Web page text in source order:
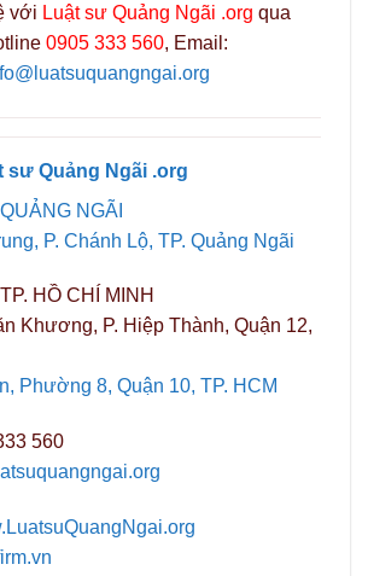
với Luật sư Quảng Ngãi .org qua
0905 333 560, Email:
sư Quảng Ngãi .org
NGÃI
P. Chánh Lộ, TP. Quảng Ngãi
HỒ CHÍ MINH
Khương, P. Hiệp Thành, Quận 12,
Phường 8, Quận 10, TP. HCM
560